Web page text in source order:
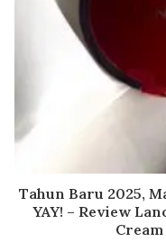
Tahun Baru 2025,
YAY! – Review